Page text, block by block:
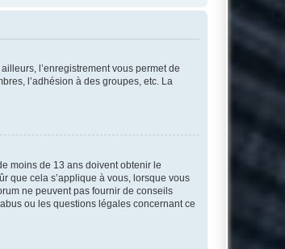
l’enregistrement vous permet de
l’adhésion à des groupes, etc. La
moins de 13 ans doivent obtenir le
que cela s’applique à vous, lorsque vous
ne peuvent pas fournir de conseils
ou les questions légales concernant ce